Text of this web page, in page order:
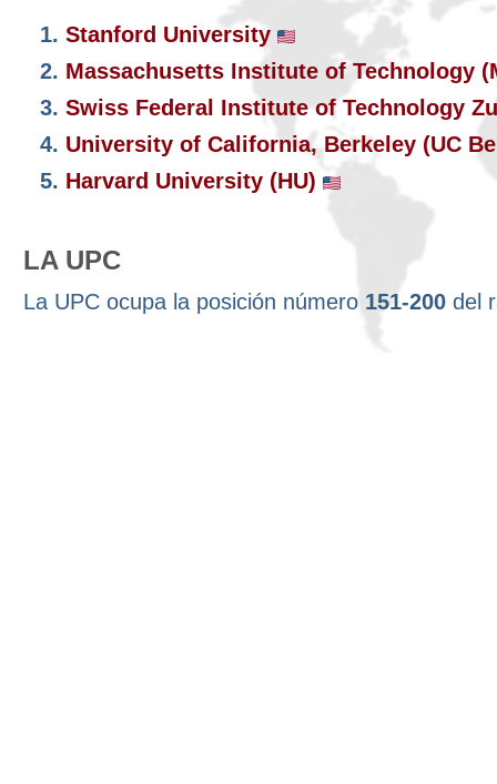
1. Stanford University
2. Massachusetts Institute of Technology
3. Swiss Federal Institute of Technology
4. University of California, Berkeley (UC
5. Harvard University (HU)
LA UPC
La UPC ocupa la posición número 151-200 del